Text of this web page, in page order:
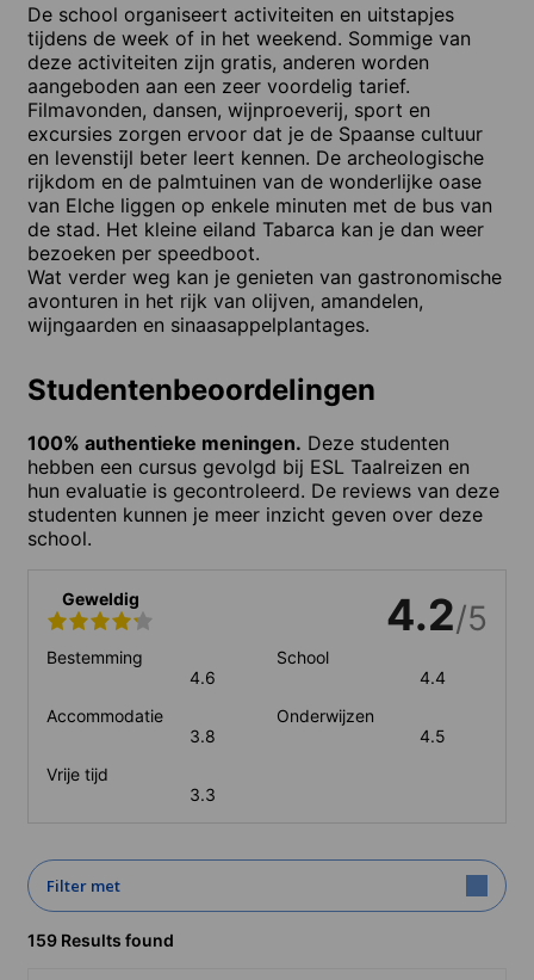
De school organiseert activiteiten en uitstapjes
tijdens de week of in het weekend. Sommige van
deze activiteiten zijn gratis, anderen worden
aangeboden aan een zeer voordelig tarief.
Filmavonden, dansen, wijnproeverij, sport en
excursies zorgen ervoor dat je de Spaanse cultuur
en levenstijl beter leert kennen. De archeologische
rijkdom en de palmtuinen van de wonderlijke oase
van Elche liggen op enkele minuten met de bus van
de stad. Het kleine eiland Tabarca kan je dan weer
bezoeken per speedboot.
Wat verder weg kan je genieten van gastronomische
avonturen in het rijk van olijven, amandelen,
wijngaarden en sinaasappelplantages.
Studentenbeoordelingen
100% authentieke meningen. Deze studenten
hebben een cursus gevolgd bij ESL Taalreizen en
hun evaluatie is gecontroleerd. De reviews van deze
studenten kunnen je meer inzicht geven over deze
school.
Geweldig 4.2/5
Bestemming
4.6
School
4.4
Accommodatie
3.8
Onderwijzen
4.5
Vrije tijd
3.3
Filter met
159 Results found